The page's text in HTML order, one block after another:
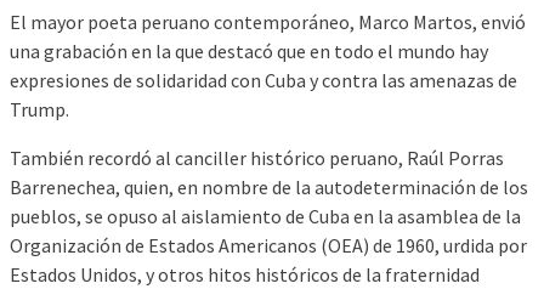
El mayor poeta peruano contemporáneo, Marco Martos, envió
una grabación en la que destacó que en todo el mundo hay
expresiones de solidaridad con Cuba y contra las amenazas de
Trump.
También recordó al canciller histórico peruano, Raúl Porras
Barrenechea, quien, en nombre de la autodeterminación de los
pueblos, se opuso al aislamiento de Cuba en la asamblea de la
Organización de Estados Americanos (OEA) de 1960, urdida por
Estados Unidos, y otros hitos históricos de la fraternidad